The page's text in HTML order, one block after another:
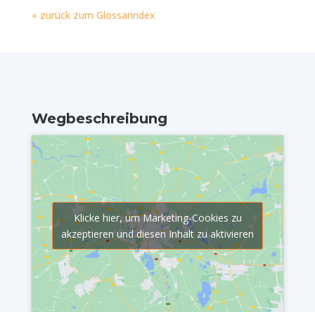
« zurück zum Glossarindex
Wegbeschreibung
Klicke hier, um Marketing-Cookies zu
akzeptieren und diesen Inhalt zu aktivieren